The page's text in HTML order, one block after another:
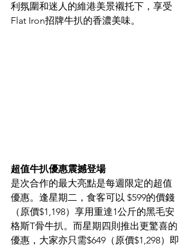
利氛圍和迷人的維港美景襯托下，享受
Flat Iron招牌牛扒的香濃美味。
超值牛扒優惠震撼登場
是次合作的最大亮點是每週限定的超值
優惠。逢星期二，食客可以 $599的價錢
（原價$1,198）享用重達1公斤的黑毛安
格斯T骨牛扒。而星期四則推出更驚喜的
優惠，大家亦只需$649（原價$1,298）即